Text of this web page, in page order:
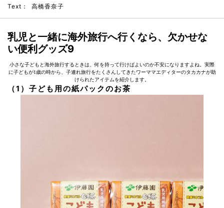
Text： 高橋香奈子
乳児と一緒に海外旅行へ行くなら、欠かせな
い便利グッズ9
小さな子どもと海外旅行するときは、何を持って行けばよいのか不安になりますよね。実際
に子どもが1歳の時から、子連れ旅行をたくさんしてきたワーママエディターのタカカナが助
けられたアイテムを紹介します。
（1）子ども用の紙パックのお茶